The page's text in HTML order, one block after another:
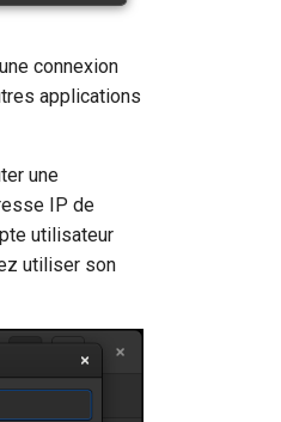
connexion
applications
une
IP de
utilisateur
utiliser son